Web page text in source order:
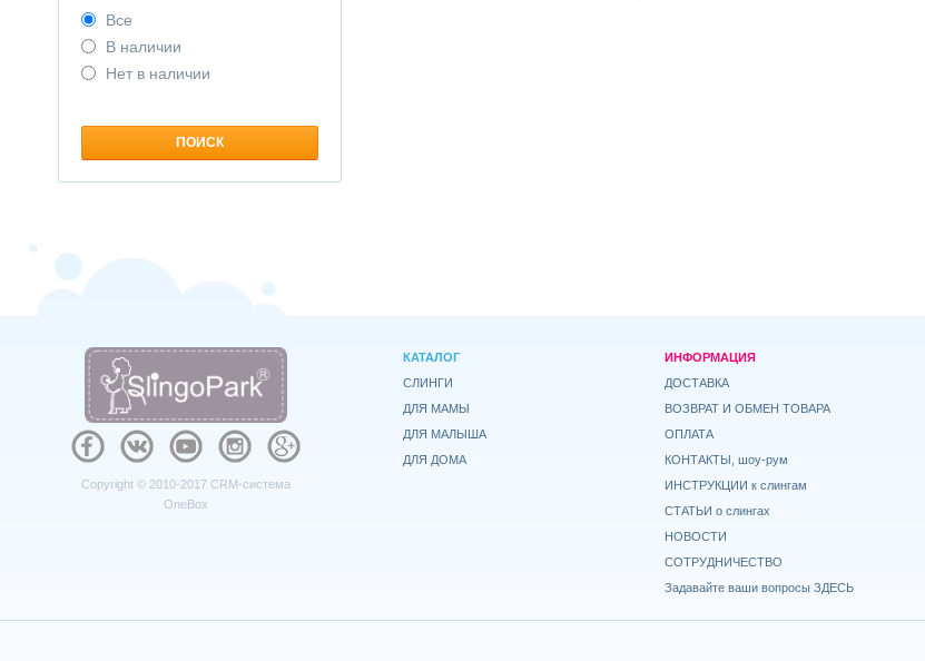
Все
В наличии
Нет в наличии
Copyright © 2010-2017 CRM-система
OneBox
КАТАЛОГ
СЛИНГИ
ДЛЯ МАМЫ
ДЛЯ МАЛЫША
ДЛЯ ДОМА
ИНФОРМАЦИЯ
ДОСТАВКА
ВОЗВРАТ И ОБМЕН ТОВАРА
ОПЛАТА
КОНТАКТЫ, шоу-рум
ИНСТРУКЦИИ к слингам
СТАТЬИ о слингах
НОВОСТИ
СОТРУДНИЧЕСТВО
Задавайте ваши вопросы ЗДЕСЬ